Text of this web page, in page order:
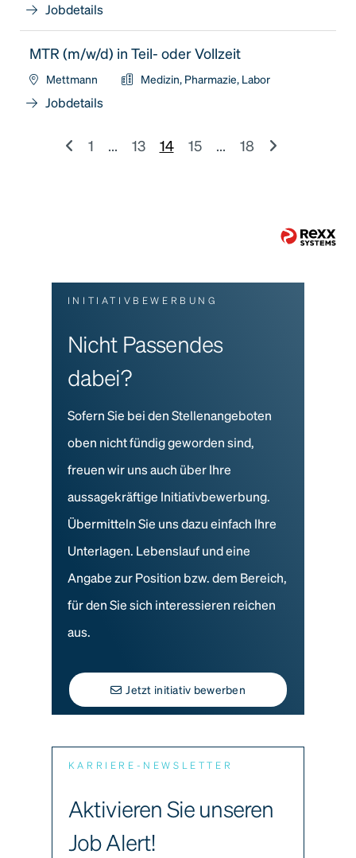
Jobdetails
MTR (m/w/d) in Teil- oder Vollzeit
Mettmann Medizin, Pharmazie, Labor
Jobdetails
1 ... 13 14 15 ... 18
INITIATIVBEWERBUNG
Nicht Passendes
dabei?
Sofern Sie bei den Stellenangeboten
oben nicht fündig geworden sind,
freuen wir uns auch über Ihre
aussagekräftige Initiativbewerbung.
Übermitteln Sie uns dazu einfach Ihre
Unterlagen. Lebenslauf und eine
Angabe zur Position bzw. dem Bereich,
für den Sie sich interessieren reichen
aus.
Jetzt initiativ bewerben
KARRIERE-NEWSLETTER
Aktivieren Sie unseren
Job Alert!